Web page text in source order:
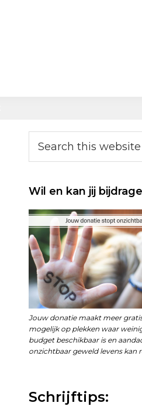
Primary
Sidebar
this
website
Wil en kan jij
Jouw donatie maakt meer
mogelijk op plekken waar
budget beschikbaar is en
onzichtbaar geweld levens kan
Schrijftips: